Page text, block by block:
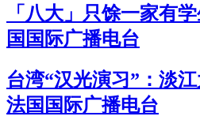
「八大」只馀一家有
国国际广播电台
台湾“汉光演习”：淡
法国国际广播电台